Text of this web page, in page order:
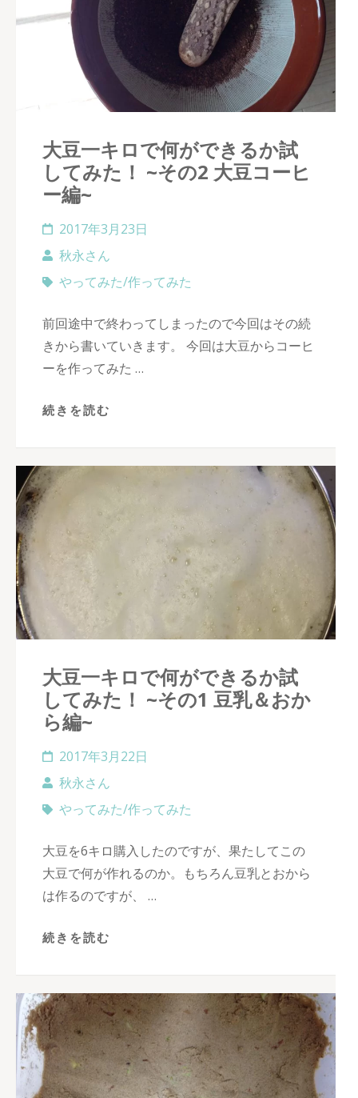
大豆一キロで何ができるか試
してみた！ ~その2 大豆コーヒ
ー編~
2017年3月23日
秋永さん
やってみた/作ってみた
前回途中で終わってしまったので今回はその続
きから書いていきます。 今回は大豆からコーヒ
ーを作ってみた …
続きを読む
大豆一キロで何ができるか試
してみた！ ~その1 豆乳＆おか
ら編~
2017年3月22日
秋永さん
やってみた/作ってみた
大豆を6キロ購入したのですが、果たしてこの
大豆で何が作れるのか。もちろん豆乳とおから
は作るのですが、 …
続きを読む